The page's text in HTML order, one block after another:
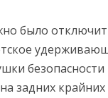
было
задних